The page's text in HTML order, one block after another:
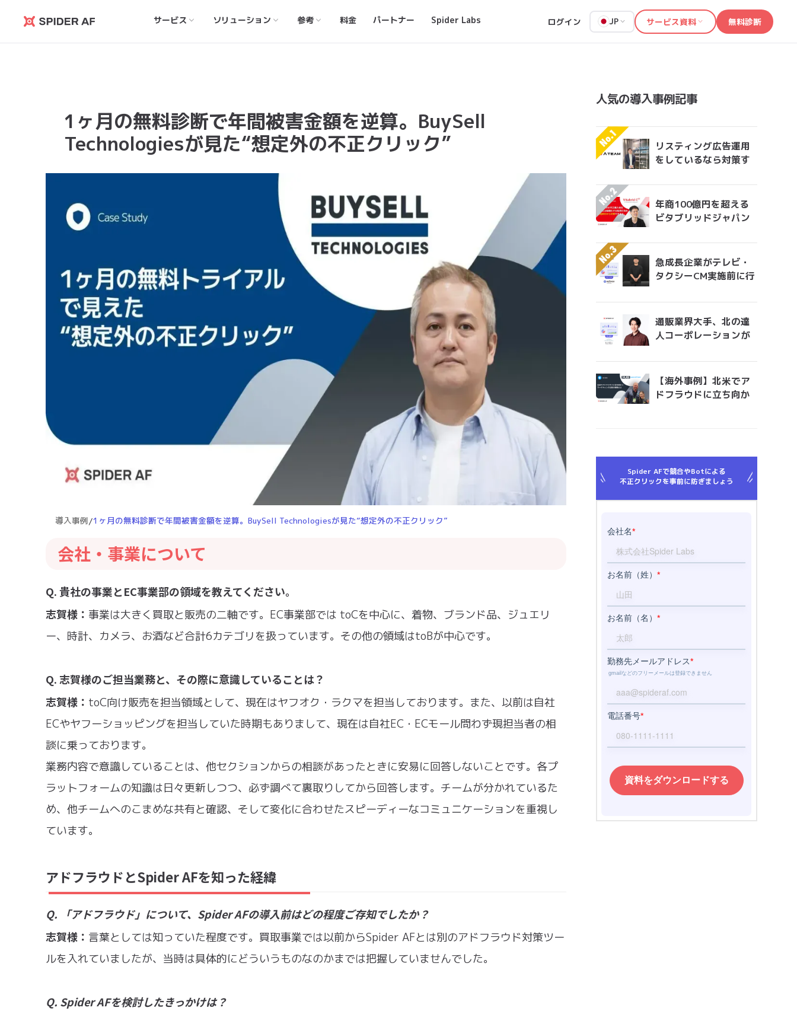
Spider
サービス ソリューション 参考 料金 パートナー Spider Labs ログイン JP サービス資料 無料診断
1ヶ月の無料診断で年間被害金額を逆算。BuySell
Technologiesが見た“想定外の不正クリック”
導入事例/1ヶ月の無料診断で年間被害金額を逆算。BuySell Technologiesが見た“想定外の不正クリック”
会社・事業について
Q. 貴社の事業とEC事業部の領域を教えてください。
志賀様： 事業は大きく買取と販売の二軸です。EC事業部では toCを中心に、着物、ブランド品、ジュエリ
ー、時計、カメラ、お酒など合計6カテゴリを扱っています。その他の領域はtoBが中心です。
Q. 志賀様のご担当業務と、その際に意識していることは？
志賀様： toC向け販売を担当領域として、現在はヤフオク・ラクマを担当しております。また、以前は自社
ECやヤフーショッピングを担当していた時期もありまして、現在は自社EC・ECモール問わず現担当者の相
談に乗っております。
業務内容で意識していることは、他セクションからの相談があったときに安易に回答しないことです。各プ
ラットフォームの知識は日々更新しつつ、必ず調べて裏取りしてから回答します。チームが分かれているた
め、他チームへのこまめな共有と確認、そして変化に合わせたスピーディーなコミュニケーションを重視し
ています。
アドフラウドとSpider AFを知った経緯
Q. 「アドフラウド」について、Spider AFの導入前はどの程度ご存知でしたか？
志賀様： 言葉としては知っていた程度です。買取事業では以前からSpider AFとは別のアドフラウド対策ツー
ルを入れていましたが、当時は具体的にどういうものなのかまでは把握していませんでした。
Q. Spider AFを検討したきっかけは？
人気の導入事例記事
リスティング広告運用
をしているなら対策す
情 エイチームグループ
がエンジニア工数を削
減して実現した無効ク
年商100億円を超える
ビタブリッドジャパン
は？
急成長企業がテレビ・
タクシーCM実施前に行
策。 無駄になっている
膨大な広告費を最適に
アロケーションする手
法とは？
通販業界大手、北の達
人コーポレーションが
るアドフラウド対策と
は？「Spider AFの導
入で、クリエイティブ
効果測定の精度が上が
【海外事例】北米でア
ドフラウドに立ち向か
Spider AFで競合やBotによる
不正クリックを事前に防ぎましょう